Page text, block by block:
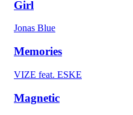
Girl
Jonas Blue
Memories
VIZE feat. ESKE
Magnetic